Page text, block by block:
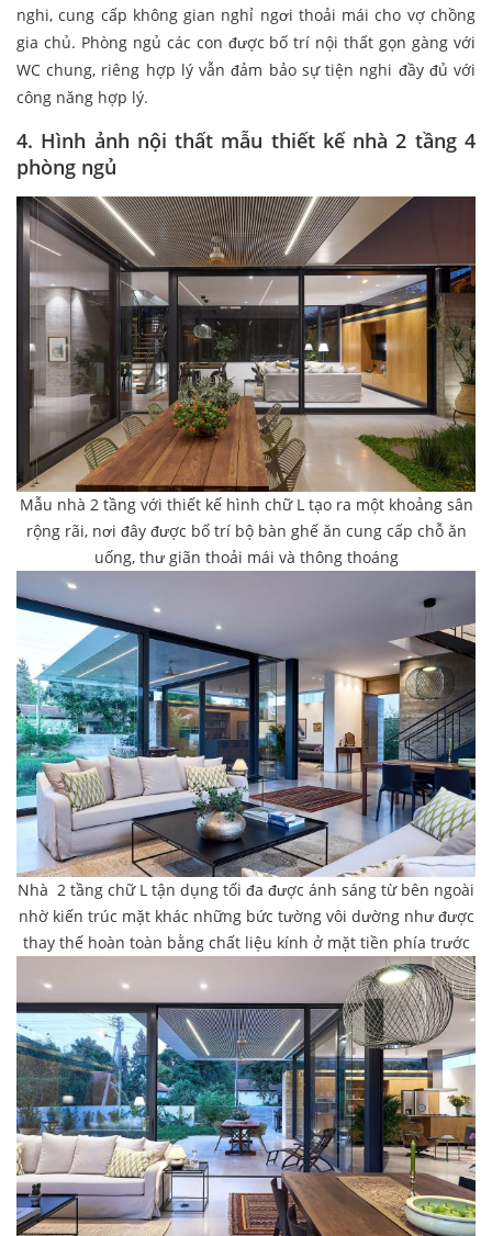
nghi, cung cấp không gian nghỉ ngơi thoải mái cho vợ chồng
gia chủ. Phòng ngủ các con được bố trí nội thất gọn gàng với
WC chung, riêng hợp lý vẫn đảm bảo sự tiện nghi đầy đủ với
công năng hợp lý.
4. Hình ảnh nội thất mẫu thiết kế nhà 2 tầng 4
phòng ngủ
Mẫu nhà 2 tầng với thiết kế hình chữ L tạo ra một khoảng sân
rộng rãi, nơi đây được bố trí bộ bàn ghế ăn cung cấp chỗ ăn
uống, thư giãn thoải mái và thông thoáng
Nhà 2 tầng chữ L tận dụng tối đa được ánh sáng từ bên ngoài
nhờ kiến trúc mặt khác những bức tường vôi dường như được
thay thế hoàn toàn bằng chất liệu kính ở mặt tiền phía trước